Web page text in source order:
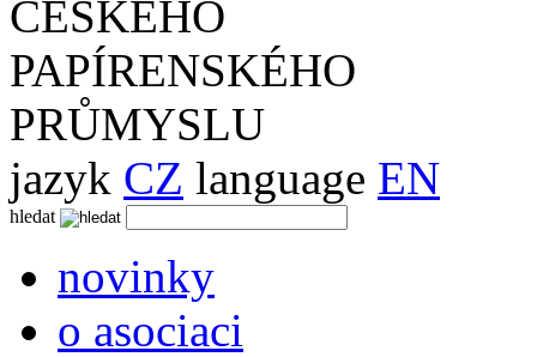
ČESKÉHO
PAPÍRENSKÉHO
PRŮMYSLU
jazyk CZ language EN
hledat
novinky
o asociaci